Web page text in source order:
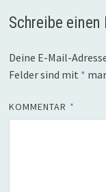
Schreibe einen
Deine E-Mail-
Felder sind mit *
KOMMENTAR *